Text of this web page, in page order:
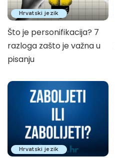
Hrvatski jezik
Što je personifikacija? 7
razloga zašto je važna u
pisanju
Hrvatski jezik